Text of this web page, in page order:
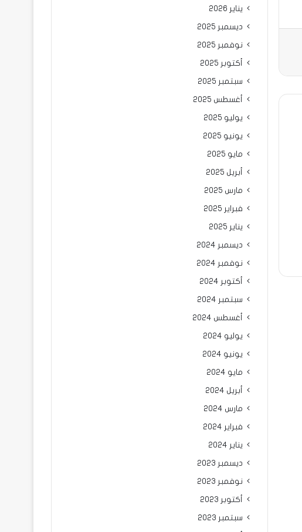
يناير 2026
ديسمبر 2025
نوفمبر 2025
أكتوبر 2025
سبتمبر 2025
أغسطس 2025
يوليو 2025
يونيو 2025
مايو 2025
أبريل 2025
مارس 2025
فبراير 2025
يناير 2025
ديسمبر 2024
نوفمبر 2024
أكتوبر 2024
سبتمبر 2024
أغسطس 2024
يوليو 2024
يونيو 2024
مايو 2024
أبريل 2024
مارس 2024
فبراير 2024
يناير 2024
ديسمبر 2023
نوفمبر 2023
أكتوبر 2023
سبتمبر 2023